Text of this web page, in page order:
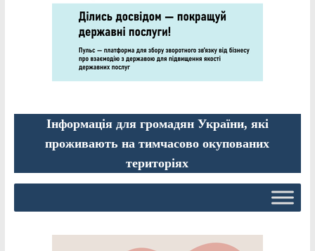
Інформація для громадян України, які
проживають на тимчасово окупованих
територіях